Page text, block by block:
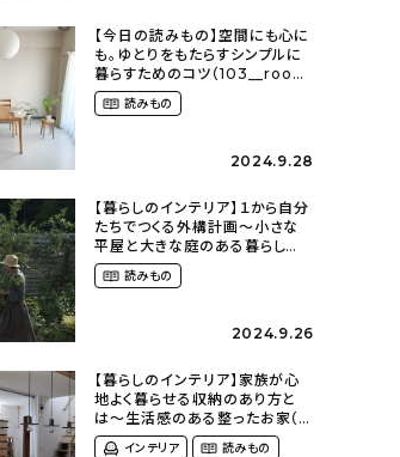
【今日の読みもの】空間にも心に
も。ゆとりをもたらすシンプルに
暮らすためのコツ（103__room
さん）
読みもの
2024.9.28
【暮らしのインテリア】１から自分
たちでつくる外構計画〜小さな
平屋と大きな庭のある暮らし
（tsumikiniwaさん）
読みもの
2024.9.26
【暮らしのインテリア】家族が心
地よく暮らせる収納のあり方と
は〜生活感のある整ったお家（
kaya___ieさん）
インテリア
読みもの